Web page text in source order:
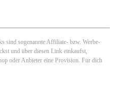
sind sogenannte Affiliate- bzw. Werbe-
und über diesen Link einkaufst,
oder Anbieter eine Provision. Für dich